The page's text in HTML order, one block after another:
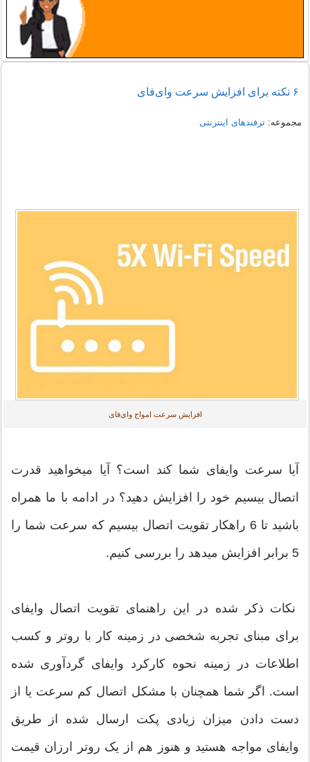
۶ نکته برای افزایش سرعت وای‌فای
مجموعه:ترفندهای اینترنتی
افزایش سرعت امواج وای‌فای
آیا سرعت وای‎فای‎‎ شما کند است؟ آیا می‎خواهید قدرت
اتصال بی‎سیم خود را افزایش دهید؟ در ادامه با ما همراه
باشید تا 6 راهکار تقویت اتصال بی‎سیم که سرعت شما را
5 برابر افزایش می‎دهد را بررسی کنیم.
برای مبنای تجربه شخصی در زمینه کار با روتر و کسب
اطلاعات در زمینه نحوه کارکرد وای‎فای‎‎ گردآوری شده
است. اگر شما همچنان با مشکل اتصال کم سرعت یا از
دست دادن میزان زیادی پکت ارسال شده از طریق
وای‎فای‎‎ مواجه هستید و هنوز هم از یک روتر ارزان قیمت